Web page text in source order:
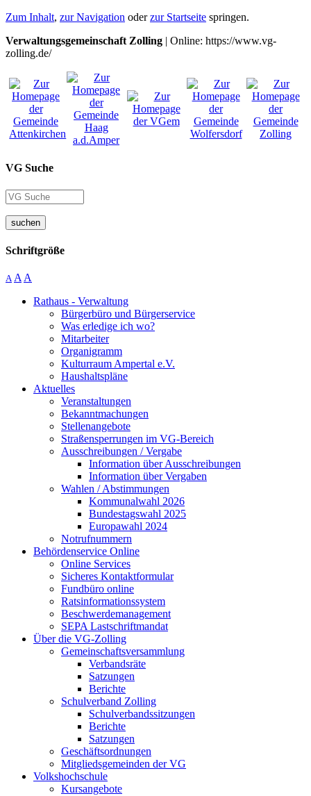
Zum Inhalt, zur Navigation oderzur Startseite springen.
Verwaltungsgemeinschaft Zolling | Online: https://www.vg-
zolling.de/
VG Suche
suchen
Schriftgröße
A A A
Rathaus - Verwaltung
Bürgerbüro und Bürgerservice
Was erledige ich wo?
Mitarbeiter
Organigramm
Kulturraum Ampertal e.V.
Haushaltspläne
Aktuelles
Veranstaltungen
Bekanntmachungen
Stellenangebote
Straßensperrungen im VG-Bereich
Ausschreibungen / Vergabe
Information über Ausschreibungen
Information über Vergaben
Wahlen / Abstimmungen
Kommunalwahl 2026
Bundestagswahl 2025
Europawahl 2024
Notrufnummern
Behördenservice Online
Online Services
Sicheres Kontaktformular
Fundbüro online
Ratsinformationssystem
Beschwerdemanagement
SEPA Lastschriftmandat
Über die VG-Zolling
Gemeinschaftsversammlung
Verbandsräte
Satzungen
Berichte
Schulverband Zolling
Schulverbandssitzungen
Berichte
Satzungen
Geschäftsordnungen
Mitgliedsgemeinden der VG
Volkshochschule
Kursangebote